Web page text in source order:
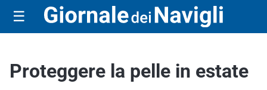
☰
Proteggere la pelle in estate